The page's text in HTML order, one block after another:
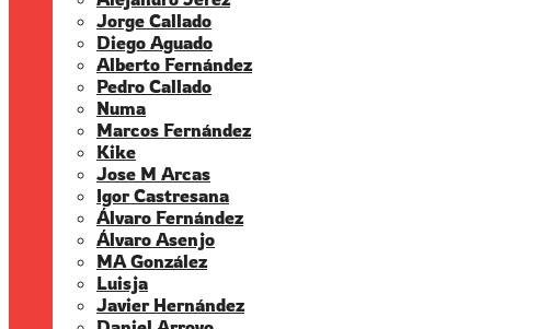
Jorge Callado
Diego Aguado
Alberto Fernández
Pedro Callado
Numa
Marcos Fernández
Kike
Jose M Arcas
Igor Castresana
Álvaro Fernández
Álvaro Asenjo
MA González
Luisja
Javier Hernández